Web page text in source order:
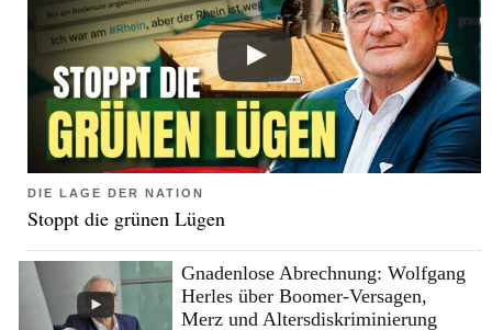
DIE LAGE DER NATION
Stoppt die grünen Lügen
Gnadenlose Abrechnung: Wolfgang
Herles über Boomer-Versagen,
Merz und Altersdiskriminierung